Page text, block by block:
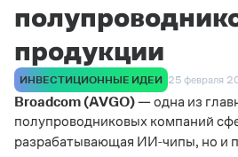
продукции
ИНВЕСТИЦИОННЫЕ ИДЕИ 25 февраля
Broadcom (AVGO)— одна из
полупроводниковых компаний
разрабатывающая ИИ‑чипы, но и